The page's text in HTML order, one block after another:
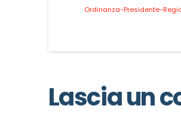
Ordinanza-Presidente-
Lascia un